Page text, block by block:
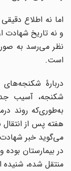
اما نه اطلاع
و نه تاریخ شهادت
است.
دربارۀ شکنجه‌های
شکنجه، آسیب
به‌طوری‌که روند
هفته پس از انتقال
می‌گوید خبر شهادت
در بیمارستان
منتقل شده، شنیده